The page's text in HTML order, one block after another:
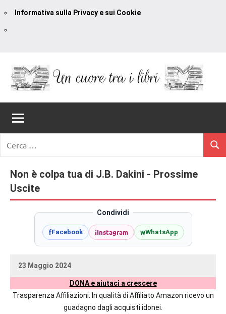
Informativa sulla Privacy e sui Cookie
contenuto
Un
Cuore
Tra
I
Libri
romanzi
romance
e
non
solo.
Recensioni,
delle
autrici
per:
Non è colpa tua di J.B. Dakini - Prossime
Uscite
Condividi
fFacebook iInstagram wWhatsApp
23 Maggio 2024
uctil_user
Nessun
DONA e aiutaci a crescere
Trasparenza Affiliazioni: In qualità di Affiliato Amazon ricevo un
guadagno dagli acquisti idonei.